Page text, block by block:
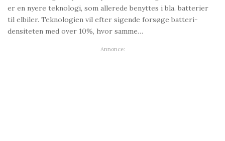
er en nyere teknologi, som allerede benyttes i bla. batterier
til elbiler. Teknologien vil efter sigende forsøge batteri-
densiteten med over 10%, hvor samme…
Annonce: